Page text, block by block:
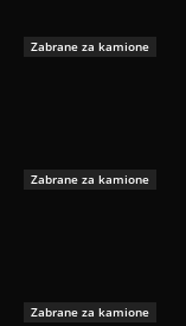
Zabrane za kamione
Zabrane za kamione
Zabrane za kamione